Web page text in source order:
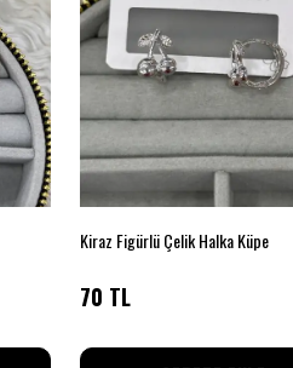
Kiraz Figürlü Çelik Halka Küpe
70 TL